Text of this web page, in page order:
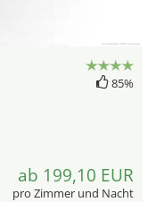
85%
ab 199,10 EUR
pro Zimmer und Nacht